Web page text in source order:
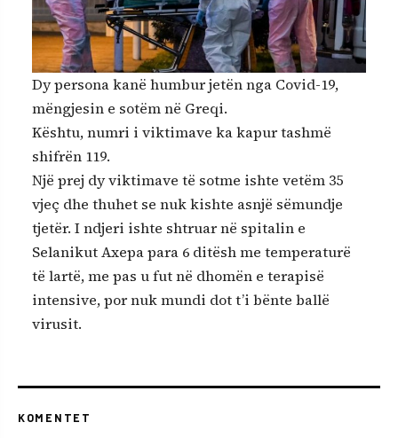
Dy persona kanë humbur jetën nga Covid-19,
mëngjesin e sotëm në Greqi.
Kështu, numri i viktimave ka kapur tashmë
shifrën 119.
Një prej dy viktimave të sotme ishte vetëm 35
vjeç dhe thuhet se nuk kishte asnjë sëmundje
tjetër. I ndjeri ishte shtruar në spitalin e
Selanikut Axepa para 6 ditësh me temperaturë
të lartë, me pas u fut në dhomën e terapisë
intensive, por nuk mundi dot t’i bënte ballë
virusit.
KOMENTET